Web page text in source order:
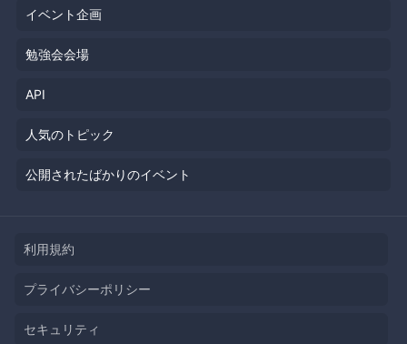
イベント企画
勉強会会場
API
人気のトピック
公開されたばかりのイベント
利用規約
プライバシーポリシー
セキュリティ